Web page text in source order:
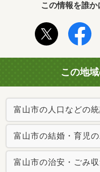
この情報を誰
この地
富山市の人口などの
富山市の結婚・育児
富山市の治安・ごみ